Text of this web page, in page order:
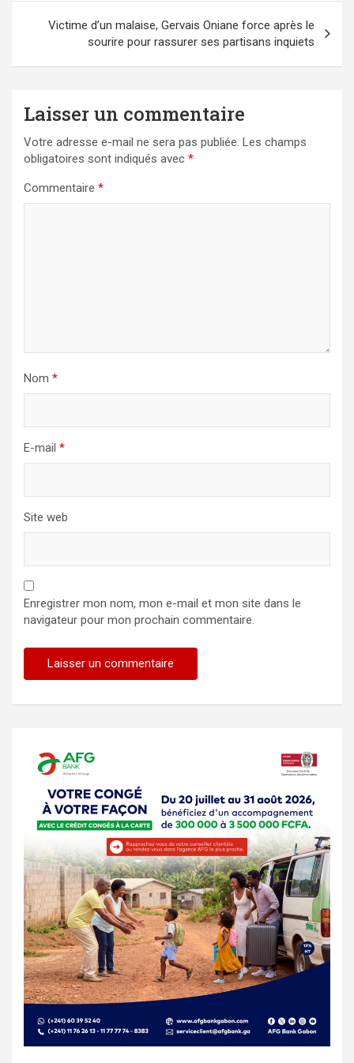
Victime d’un malaise, Gervais Oniane force après le
sourire pour rassurer ses partisans inquiets
Laisser un commentaire
Votre adresse e-mail ne sera pas publiée. Les champs
obligatoires sont indiqués avec *
Commentaire *
Nom *
E-mail *
Site web
Enregistrer mon nom, mon e-mail et mon site dans le
navigateur pour mon prochain commentaire.